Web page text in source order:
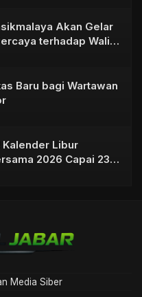
Akan Gelar
terhadap Wali
Baru bagi Wartawan
Kalender Libur
2026 Capai 23
Media Siber